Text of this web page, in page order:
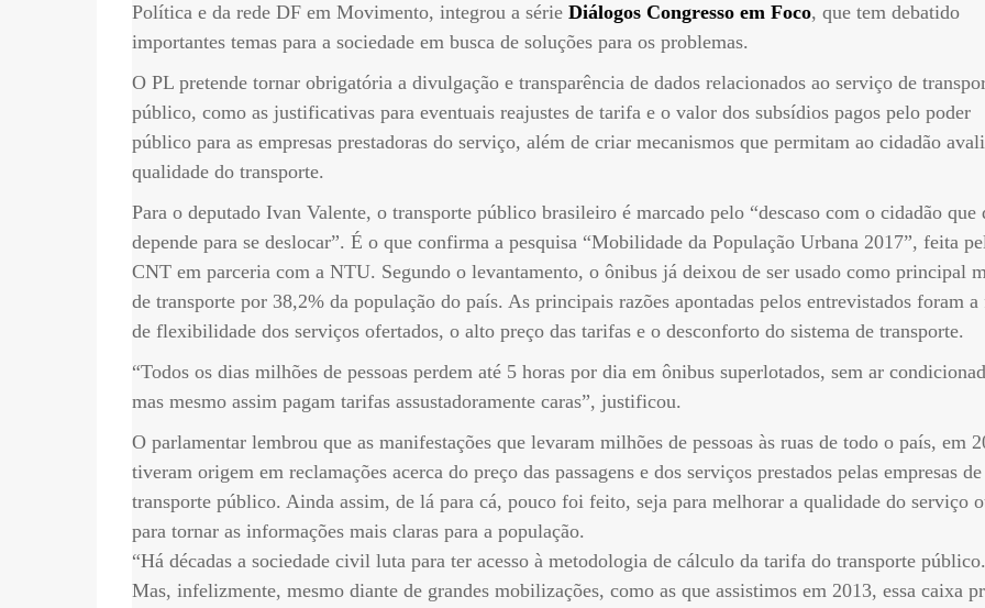
Política e da rede DF em Movimento, integrou a série Diálogos Congresso em Foco, que tem debatido
importantes temas para a sociedade em busca de soluções para os problemas.
O PL pretende tornar obrigatória a divulgação e transparência de dados relacionados ao serviço de
público, como as justificativas para eventuais reajustes de tarifa e o valor dos subsídios pagos pelo poder
público para as empresas prestadoras do serviço, além de criar mecanismos que permitam ao cidadão
qualidade do transporte.
Para o deputado Ivan Valente, o transporte público brasileiro é marcado pelo “descaso com o cidadão que
depende para se deslocar”. É o que confirma a pesquisa “Mobilidade da População Urbana 2017”, feita
CNT em parceria com a NTU. Segundo o levantamento, o ônibus já deixou de ser usado como principal
de transporte por 38,2% da população do país. As principais razões apontadas pelos entrevistados foram a
de flexibilidade dos serviços ofertados, o alto preço das tarifas e o desconforto do sistema de transporte.
“Todos os dias milhões de pessoas perdem até 5 horas por dia em ônibus superlotados, sem ar
mas mesmo assim pagam tarifas assustadoramente caras”, justificou.
O parlamentar lembrou que as manifestações que levaram milhões de pessoas às ruas de todo o país, em
tiveram origem em reclamações acerca do preço das passagens e dos serviços prestados pelas empresas de
transporte público. Ainda assim, de lá para cá, pouco foi feito, seja para melhorar a qualidade do serviço
para tornar as informações mais claras para a população.
“Há décadas a sociedade civil luta para ter acesso à metodologia de cálculo da tarifa do transporte público.
Mas, infelizmente, mesmo diante de grandes mobilizações, como as que assistimos em 2013, essa caixa